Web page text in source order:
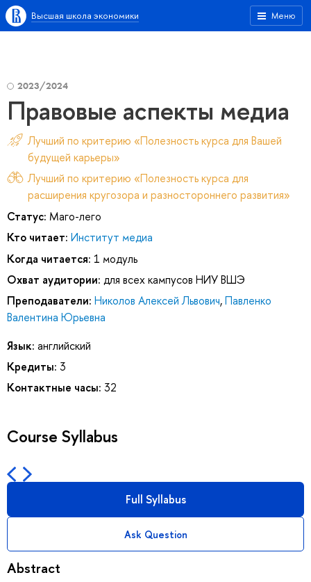
Меню
Высшая школа экономики
2023/2024
Правовые аспекты медиа
Лучший по критерию «Полезность курса для Вашей
будущей карьеры»
Лучший по критерию «Полезность курса для
расширения кругозора и разностороннего развития»
Статус: Маго-лего
Кто читает: Институт медиа
Когда читается: 1 модуль
Охват аудитории: для всех кампусов НИУ ВШЭ
Преподаватели: Николов Алексей Львович,Павленко
Валентина Юрьевна
Язык: английский
Кредиты: 3
Контактные часы: 32
Course Syllabus
Full Syllabus
Ask Question
Abstract